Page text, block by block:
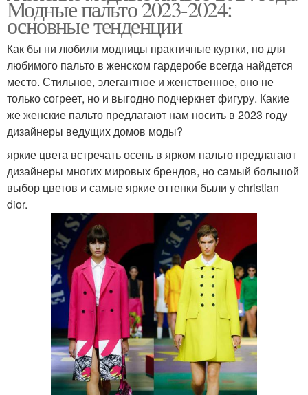
Модные пальто 2023-2024:
основные тенденции
Как бы ни любили модницы практичные куртки, но для
любимого пальто в женском гардеробе всегда найдется
место. Стильное, элегантное и женственное, оно не
только согреет, но и выгодно подчеркнет фигуру. Какие
же женские пальто предлагают нам носить в 2023 году
дизайнеры ведущих домов моды?
яркие цвета встречать осень в ярком пальто предлагают
дизайнеры многих мировых брендов, но самый большой
выбор цветов и самые яркие оттенки были у christian
dior.